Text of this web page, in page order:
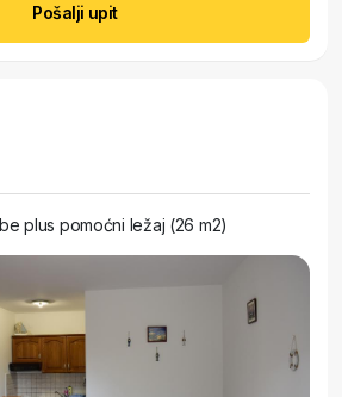
Pošalji upit
plus pomoćni ležaj (26 m2)